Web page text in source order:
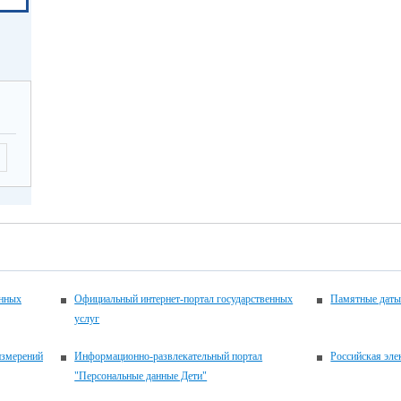
Официальный интернет-портал государственных
услуг
Памятные даты
Информационно-развлекательный портал
"Персональные данные Дети"
Российская